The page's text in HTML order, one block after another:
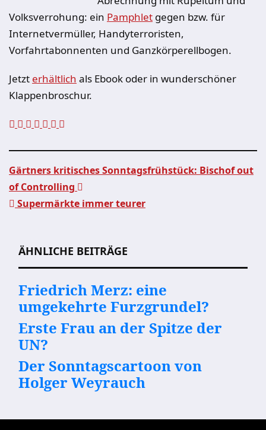
Volksverrohung: ein Pamphlet gegen bzw. für
Internetvermüller, Handyterroristen,
Vorfahrtabonnenten und Ganzkörperellbogen.
Jetzt erhältlich als Ebook oder in wunderschöner
Klappenbroschur.
Beitragsnavigation
Gärtners kritisches Sonntagsfrühstück: Bischof out
of Controlling
Supermärkte immer teurer
ÄHNLICHE BEITRÄGE
Friedrich Merz: eine
umgekehrte Furzgrundel?
Erste Frau an der Spitze der
UN?
Der Sonntagscartoon von
Holger Weyrauch